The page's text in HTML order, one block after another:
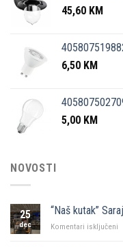
45,60 KM
6,50 KM
5,00 KM
NOVOSTI
25
dec
“Naš kutak”
Komentari isključeni